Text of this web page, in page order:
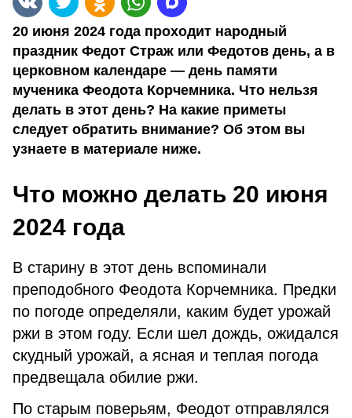
20 июня 2024 года проходит народный
праздник Федот Страж или Федотов день, а в
церковном календаре — день памяти
мученика Феодота Корчемника. Что нельзя
делать в этот день? На какие приметы
следует обратить внимание? Об этом вы
узнаете в материале ниже.
Что можно делать 20 июня
2024 года
В старину в этот день вспоминали
преподобного Феодота Корчемника. Предки
по погоде определяли, каким будет урожай
ржи в этом году. Если шел дождь, ожидался
скудный урожай, а ясная и теплая погода
предвещала обилие ржи.
По старым поверьям, Феодот отправлялся